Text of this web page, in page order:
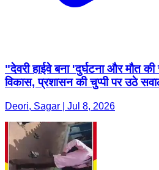
"देवरी हाईवे बना 'दुर्घटना और मौत
विकास, प्रशासन की चुप्पी पर उठे
Deori, Sagar | Jul 8, 2026